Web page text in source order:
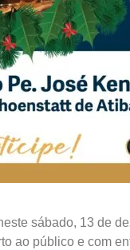
sábado, 13 de
ao público e com